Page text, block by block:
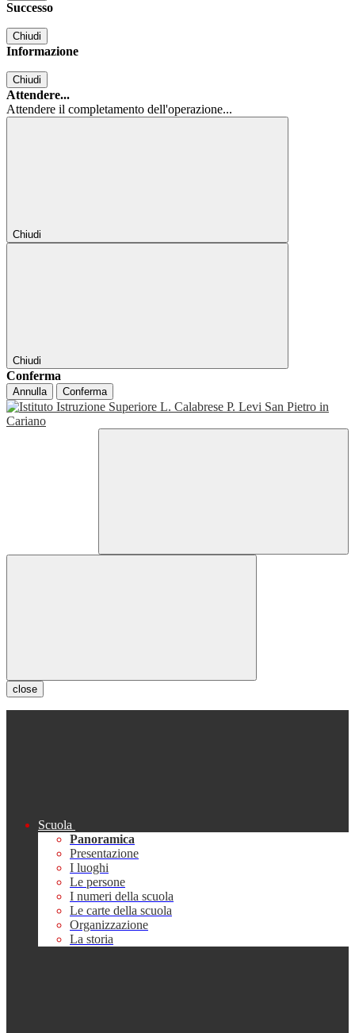
Successo
Chiudi
Informazione
Chiudi
Attendere...
Attendere il completamento dell'operazione...
Chiudi
Chiudi
Conferma
Annulla Conferma
close
Scuola
Panoramica
Presentazione
I luoghi
Le persone
I numeri della scuola
Le carte della scuola
Organizzazione
La storia